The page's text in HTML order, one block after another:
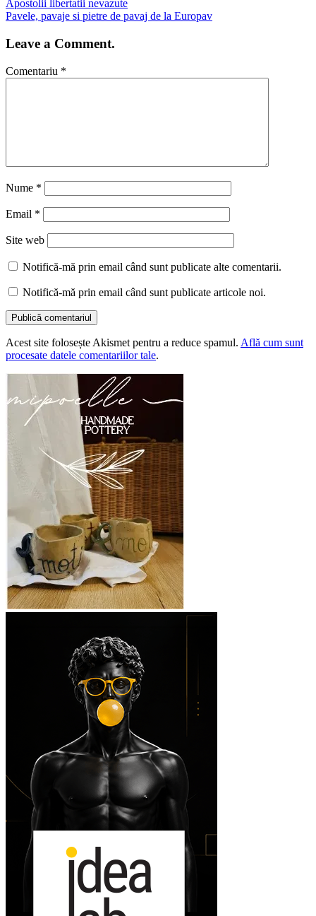
Apostolii libertatii nevazute
Pavele, pavaje si pietre de pavaj de la Europav
Leave a Comment.
Comentariu *
Nume *
Email *
Site web
Notifică-mă prin email când sunt publicate alte comentarii.
Notifică-mă prin email când sunt publicate articole noi.
Acest site folosește Akismet pentru a reduce spamul. Află cum sunt
procesate datele comentariilor tale.